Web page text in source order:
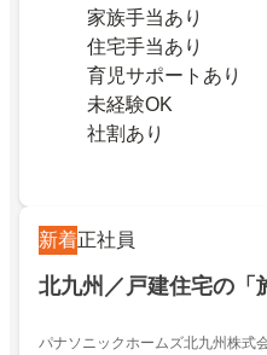
家族手当あり
住宅手当あり
育児サポートあり
未経験OK
社割あり
新着正社員
北九州／戸建住宅の「
パナソニックホームズ北九州株式